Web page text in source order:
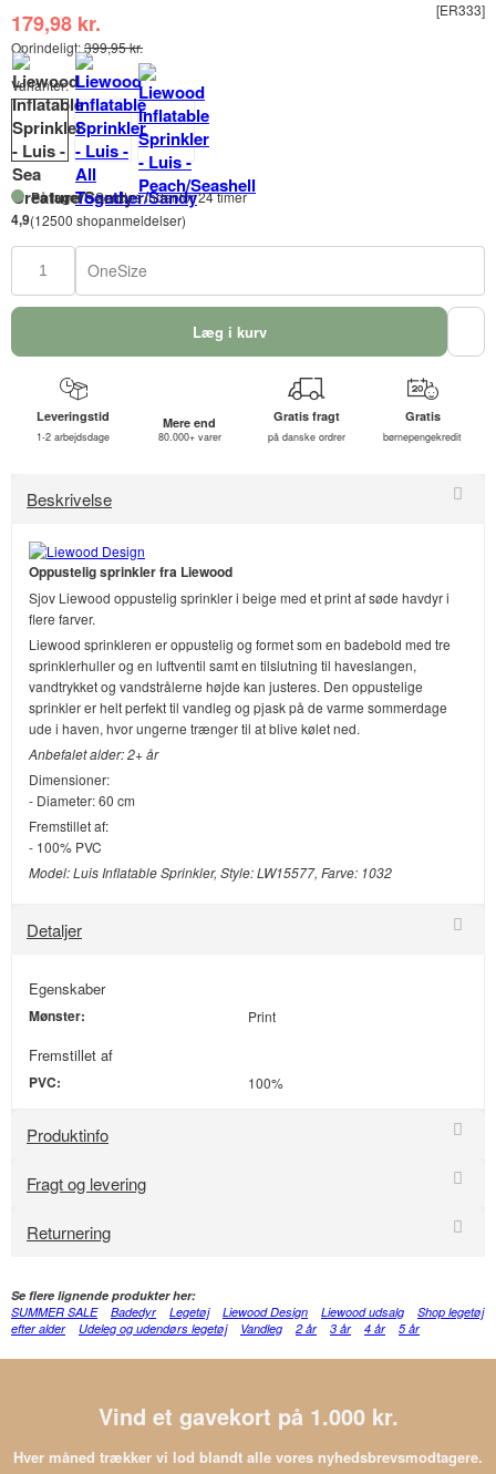
[ER333]
179,98 kr.
Oprindeligt:399,95 kr.
Varianter:
På lager- Sendes indenfor 24 timer
4,9(12500 shopanmeldelser)
OneSize
Læg i kurv
Leveringstid
1-2 arbejdsdage
Mere end
80.000+ varer
Gratis fragt
på danske ordrer
Gratis
børnepengekredit
Beskrivelse
Oppustelig sprinkler fra Liewood
Sjov Liewood oppustelig sprinkler i beige med et print af søde havdyr i
flere farver.
Liewood sprinkleren er oppustelig og formet som en badebold med tre
sprinklerhuller og en luftventil samt en tilslutning til haveslangen,
vandtrykket og vandstrålerne højde kan justeres. Den oppustelige
sprinkler er helt perfekt til vandleg og pjask på de varme sommerdage
ude i haven, hvor ungerne trænger til at blive kølet ned.
Anbefalet alder: 2+ år
Dimensioner:
- Diameter: 60 cm
Fremstillet af:
- 100% PVC
Model: Luis Inflatable Sprinkler, Style: LW15577, Farve: 1032
Detaljer
Egenskaber
Mønster: Print
Fremstillet af
PVC: 100%
Produktinfo
Fragt og levering
Returnering
Se flere lignende produkter her:
SUMMER SALE
Badedyr Legetøj Liewood Design Liewood udsalg
Shop legetøj
efter alder
Udeleg og udendørs legetøj Vandleg 2 år 3 år 4 år 5 år
Vind et gavekort på 1.000 kr.
Hver måned trækker vi lod blandt alle vores nyhedsbrevsmodtagere.